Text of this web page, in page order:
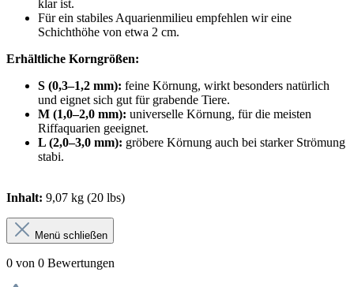
klar ist.
Für ein stabiles Aquarienmilieu empfehlen wir eine
Schichthöhe von etwa 2 cm.
Erhältliche Korngrößen:
S (0,3–1,2 mm): feine Körnung, wirkt besonders natürlich
und eignet sich gut für grabende Tiere.
M (1,0–2,0 mm): universelle Körnung, für die meisten
Riffaquarien geeignet.
L (2,0–3,0 mm): gröbere Körnung auch bei starker Strömung
stabi.
Inhalt: 9,07 kg (20 lbs)
Menü schließen
0 von 0 Bewertungen